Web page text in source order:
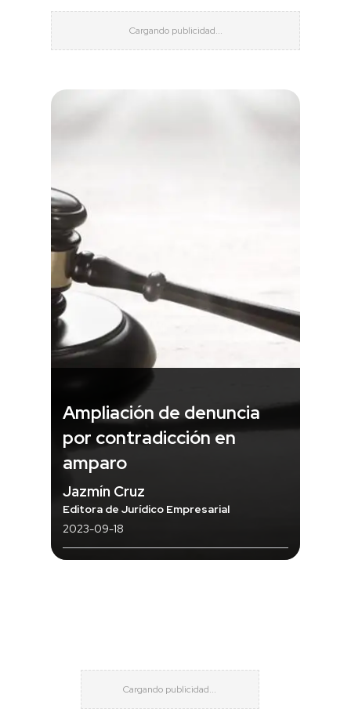
Ampliación de denuncia
por contradicción en
amparo
Jazmín Cruz
Editora de Jurídico Empresarial
2023-09-18